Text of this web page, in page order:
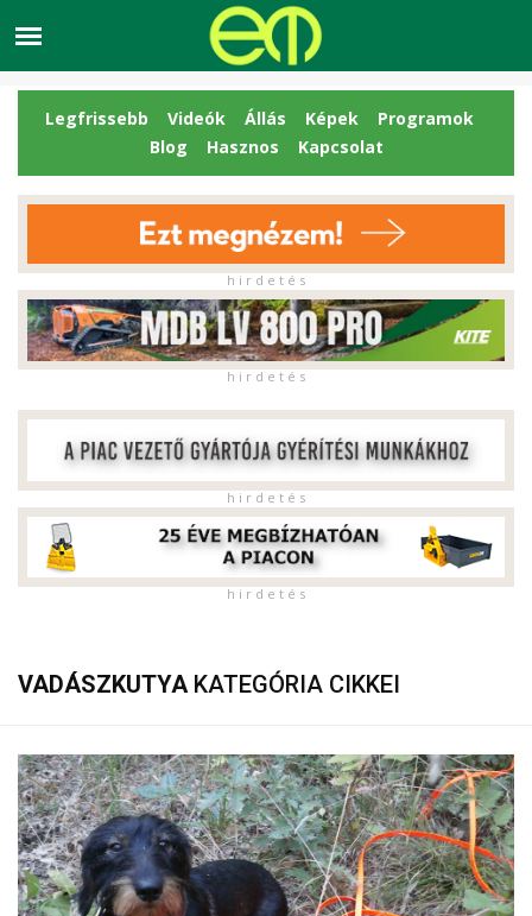
Legfrissebb Videók Állás Képek
Programok
Blog
Hasznos Kapcsolat
h i r d e t é s
h i r d e t é s
h i r d e t é s
h i r d e t é s
VADÁSZKUTYAKATEGÓRIA CIKKEI